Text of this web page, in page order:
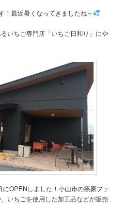
！最近暑くなってきましたね～
いちご専門店「いちご日和り」にや
にOPENしました！小山市の篠原ファ
いちごを使用した加工品などが販売